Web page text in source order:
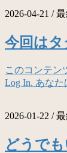
2026-04-21 /
今回はタ
このコンテン
Log In. あなた
2026-01-22 /
どうで